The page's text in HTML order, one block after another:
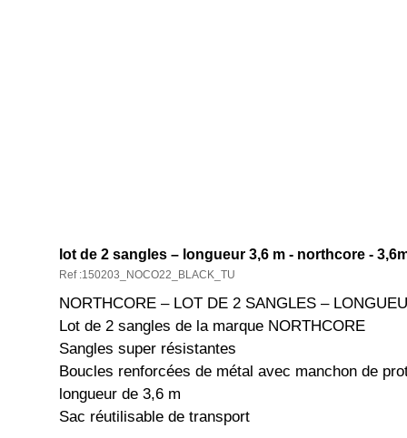
lot de 2 sangles – longueur 3,6 m - northcore -
Ref :150203_NOCO22_BLACK_TU
NORTHCORE – LOT DE 2 SANGLES –
Lot de 2 sangles de la marque NORTHCORE
Sangles super résistantes
Boucles renforcées de métal avec manchon de
longueur de 3,6 m
Sac réutilisable de transport